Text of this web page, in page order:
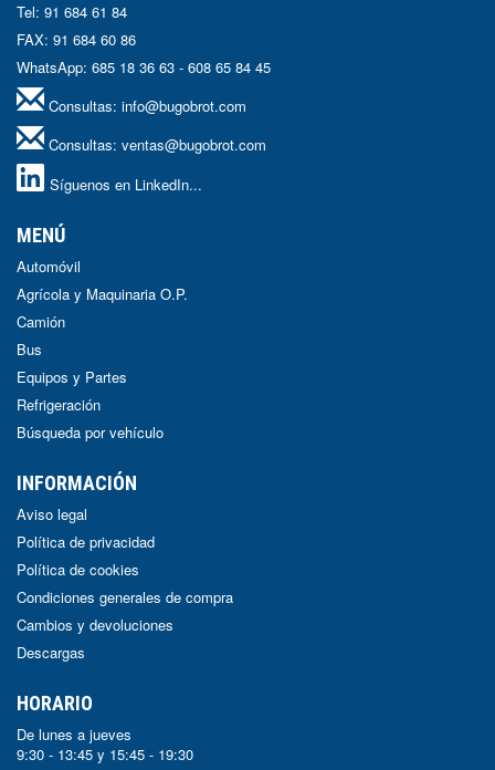
Tel: 91 684 61 84
FAX: 91 684 60 86
WhatsApp: 685 18 36 63 - 608 65 84 45
Consultas: info@bugobrot.com
Consultas: ventas@bugobrot.com
Síguenos en LinkedIn...
MENÚ
Automóvil
Agrícola y Maquinaria O.P.
Camión
Bus
Equipos y Partes
Refrigeración
Búsqueda por vehículo
INFORMACIÓN
Aviso legal
Política de privacidad
Política de cookies
Condiciones generales de compra
Cambios y devoluciones
Descargas
HORARIO
De lunes a jueves
9:30 - 13:45 y 15:45 - 19:30